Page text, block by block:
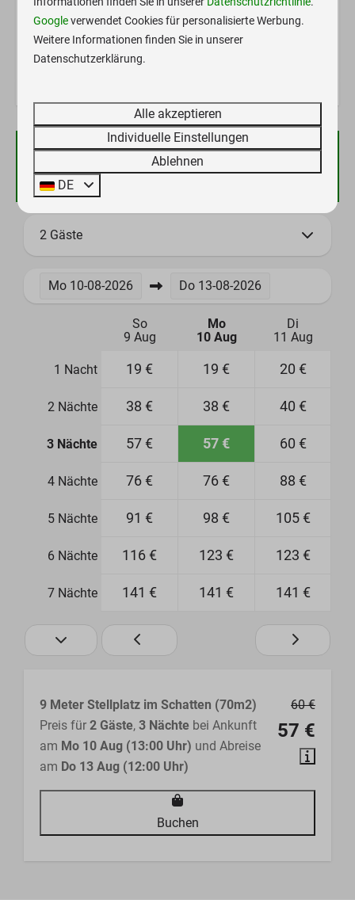
Zugfahrzeug für 10€/24h in eine PKW Bucht auf dem
Platz stellen oder das Zugfahrzeug außerhalb des
Platzes abstellen.
Verfügbarkeit und Preis
2 Gäste
Mo 10-08-2026 Do 13-08-2026
So
9 Aug
Mo
10 Aug
Di
11 Aug
1 Nacht 19 € 19 € 20 €
2 Nächte 38 € 38 € 40 €
3 Nächte 57 € 57 € 60 €
4 Nächte 76 € 76 € 88 €
5 Nächte 91 € 98 € 105 €
6 Nächte 116 € 123 € 123 €
7 Nächte 141 € 141 € 141 €
60 €
57 €
9 Meter Stellplatz im Schatten (70m2)
Preis für 2 Gäste, 3 Nächte bei Ankunft
am Mo 10 Aug (13:00 Uhr) und Abreise
am Do 13 Aug (12:00 Uhr)
Buchen
Googleverwendet Cookies für personalisierte Werbung.
Weitere Informationen finden Sie in unserer
Datenschutzerklärung.
Alle akzeptieren
Individuelle Einstellungen
Ablehnen
DE